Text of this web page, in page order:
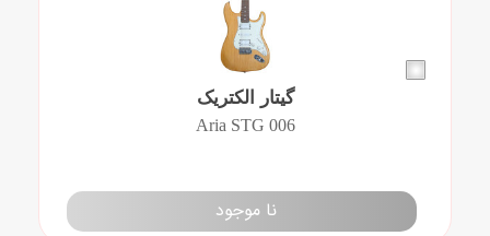
گیتار الکتریک
Aria STG 006
نا موجود